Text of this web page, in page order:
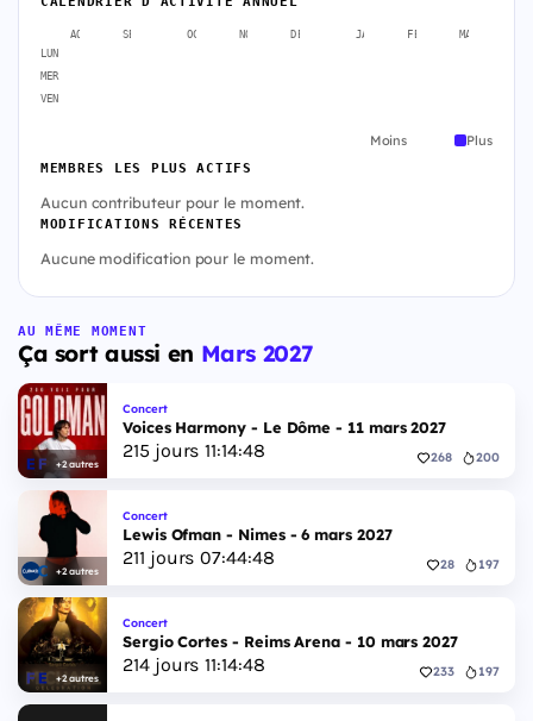
AOÛT SEPT. OCT. NOV. DÉC. JANV. FÉVR. MARS
LUN
MER
VEN
Moins Plus
MEMBRES LES PLUS ACTIFS
Aucun contributeur pour le moment.
MODIFICATIONS RÉCENTES
Aucune modification pour le moment.
AU MÊME MOMENT
Ça sort aussi en Mars 2027
+2 autres
Concert
Voices Harmony - Le Dôme - 11 mars 2027
215 jours 11:14:47 268 200
+2 autres
Concert
Lewis Ofman - Nimes - 6 mars 2027
211 jours 07:44:47 28 197
+2 autres
Concert
Sergio Cortes - Reims Arena - 10 mars 2027
214jours 11:14:47 233 197